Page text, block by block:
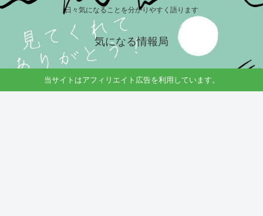
日々気になることを分かりやすく語ります
気になる情報局
当サイトはアフィリエイト広告を利用しています。